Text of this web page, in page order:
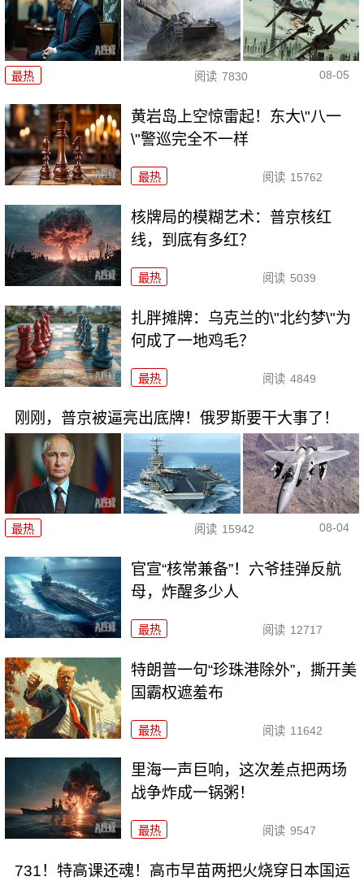
最热 阅读 7830 08-05
黄岩岛上空惊雷起！东大\"八一
\"警巡完全不一样
最热 阅读 15762
核牌局的模糊艺术：普京核红
线，到底有多红？
最热 阅读 5039
扎胖摊牌：乌克兰的\"北约梦\"为
何成了一地鸡毛？
最热 阅读 4849
刚刚，普京被逼亮出底牌！俄罗斯要干大事了！
最热 阅读 15942 08-04
官宣“核常兼备”！六爷挂弹反航
母，炸醒多少人
最热 阅读 12717
特朗普一句“珍珠港除外”，撕开美
国霸权遮羞布
最热 阅读 11642
里海一声巨响，这次差点把两场
战争炸成一锅粥！
最热 阅读 9547
731！特高课还魂！高市早苗两把火烧穿日本国运